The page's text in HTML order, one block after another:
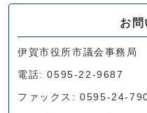
お問
伊賀市役所市議会事務局
電話: 0595-22-9687
ファックス: 0595-24-